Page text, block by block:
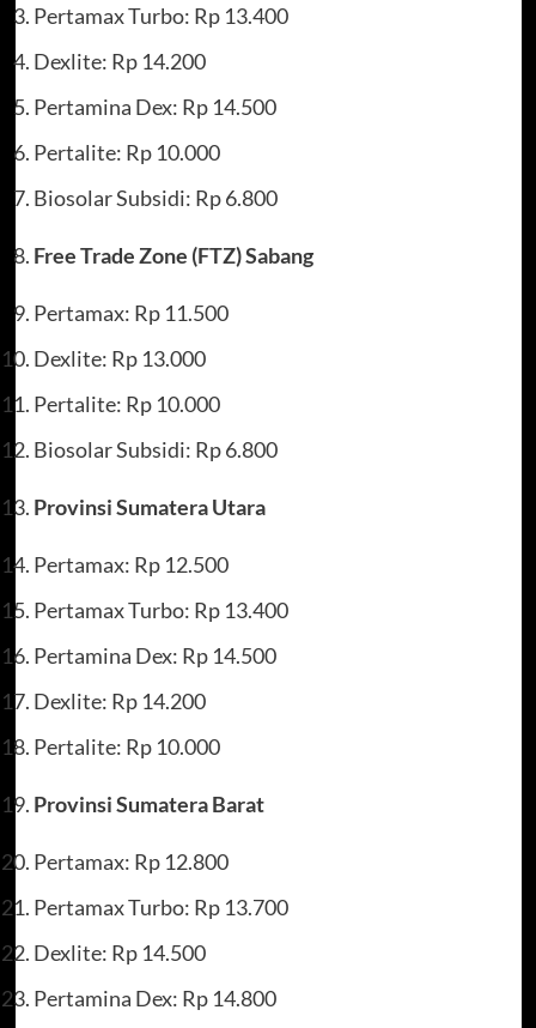
Pertamax Turbo: Rp 13.400
Dexlite: Rp 14.200
Pertamina Dex: Rp 14.500
Pertalite: Rp 10.000
Biosolar Subsidi: Rp 6.800
Free Trade Zone (FTZ) Sabang
Pertamax: Rp 11.500
Dexlite: Rp 13.000
Pertalite: Rp 10.000
Biosolar Subsidi: Rp 6.800
Provinsi Sumatera Utara
Pertamax: Rp 12.500
Pertamax Turbo: Rp 13.400
Pertamina Dex: Rp 14.500
Dexlite: Rp 14.200
Pertalite: Rp 10.000
Provinsi Sumatera Barat
Pertamax: Rp 12.800
Pertamax Turbo: Rp 13.700
Dexlite: Rp 14.500
Pertamina Dex: Rp 14.800